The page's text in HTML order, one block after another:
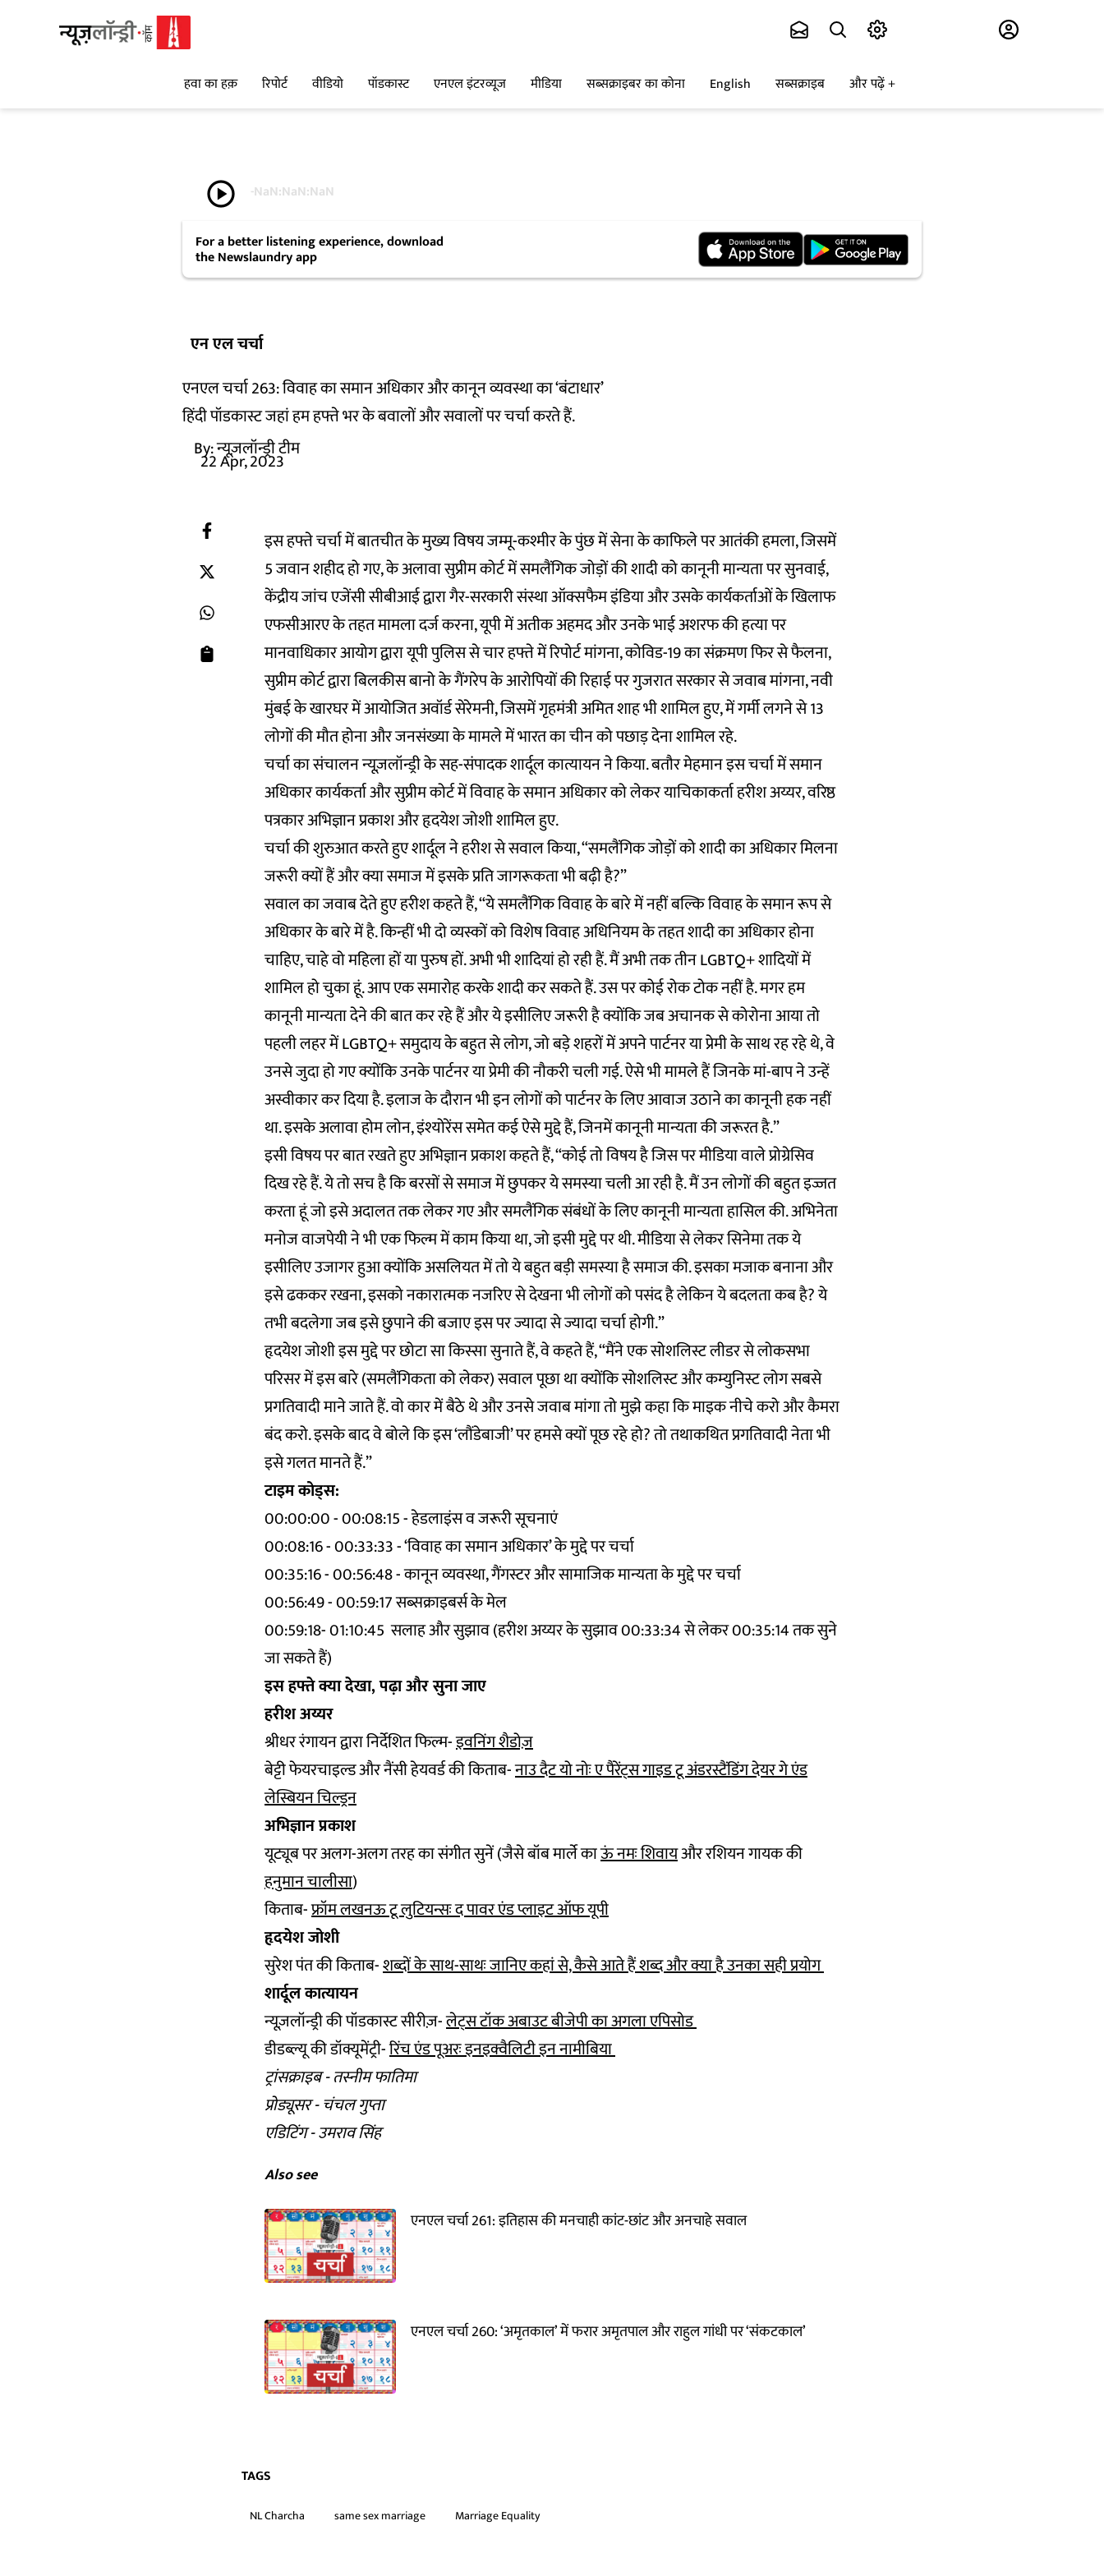
हवा का हक़ रिपोर्ट वीडियो पॉडकास्ट एनएल इंटरव्यूज मीडिया सब्सक्राइबर का कोना English सब्सक्राइब और पढ़ें
play_circle -NaN:NaN:NaN
For a better listening experience, download
the Newslaundry app
एन एल चर्चा
एनएल चर्चा 263: विवाह का समान अधिकार और कानून व्यवस्था का ‘बंटाधार’
हिंदी पॉडकास्ट जहां हम हफ्ते भर के बवालों और सवालों पर चर्चा करते हैं.
By:न्यूज़लॉन्ड्री टीम
22 Apr, 2023
इस हफ्ते चर्चा में बातचीत के मुख्य विषय जम्मू-कश्मीर के पुंछ में सेना के काफिले पर आतंकी हमला, जिसमें
5 जवान शहीद हो गए, के अलावा सुप्रीम कोर्ट में समलैंगिक जोड़ों की शादी को कानूनी मान्यता पर सुनवाई,
केंद्रीय जांच एजेंसी सीबीआई द्वारा गैर-सरकारी संस्था ऑक्सफैम इंडिया और उसके कार्यकर्ताओं के खिलाफ
एफसीआरए के तहत मामला दर्ज करना, यूपी में अतीक अहमद और उनके भाई अशरफ की हत्या पर
मानवाधिकार आयोग द्वारा यूपी पुलिस से चार हफ्ते में रिपोर्ट मांगना, कोविड-19 का संक्रमण फिर से फैलना,
सुप्रीम कोर्ट द्वारा बिलकीस बानो के गैंगरेप के आरोपियों की रिहाई पर गुजरात सरकार से जवाब मांगना, नवी
मुंबई के खारघर में आयोजित अवॉर्ड सेरेमनी, जिसमें गृहमंत्री अमित शाह भी शामिल हुए, में गर्मी लगने से 13
लोगों की मौत होना और जनसंख्या के मामले में भारत का चीन को पछाड़ देना शामिल रहे.
चर्चा का संचालन न्यूज़लॉन्ड्री के सह-संपादक शार्दूल कात्यायन ने किया. बतौर मेहमान इस चर्चा में समान
अधिकार कार्यकर्ता और सुप्रीम कोर्ट में विवाह के समान अधिकार को लेकर याचिकाकर्ता हरीश अय्यर, वरिष्ठ
पत्रकार अभिज्ञान प्रकाश और हृदयेश जोशी शामिल हुए.
चर्चा की शुरुआत करते हुए शार्दूल ने हरीश से सवाल किया, “समलैंगिक जोड़ों को शादी का अधिकार मिलना
जरूरी क्यों हैं और क्या समाज में इसके प्रति जागरूकता भी बढ़ी है?”
सवाल का जवाब देते हुए हरीश कहते हैं, “ये समलैंगिक विवाह के बारे में नहीं बल्कि विवाह के समान रूप से
अधिकार के बारे में है. किन्हीं भी दो व्यस्कों को विशेष विवाह अधिनियम के तहत शादी का अधिकार होना
चाहिए, चाहे वो महिला हों या पुरुष हों. अभी भी शादियां हो रही हैं. मैं अभी तक तीन LGBTQ+ शादियों में
शामिल हो चुका हूं. आप एक समारोह करके शादी कर सकते हैं. उस पर कोई रोक टोक नहीं है. मगर हम
कानूनी मान्यता देने की बात कर रहे हैं और ये इसीलिए जरूरी है क्योंकि जब अचानक से कोरोना आया तो
पहली लहर में LGBTQ+ समुदाय के बहुत से लोग, जो बड़े शहरों में अपने पार्टनर या प्रेमी के साथ रह रहे थे, वे
उनसे जुदा हो गए क्योंकि उनके पार्टनर या प्रेमी की नौकरी चली गई. ऐसे भी मामले हैं जिनके मां-बाप ने उन्हें
अस्वीकार कर दिया है. इलाज के दौरान भी इन लोगों को पार्टनर के लिए आवाज उठाने का कानूनी हक नहीं
था. इसके अलावा होम लोन, इंश्योरेंस समेत कई ऐसे मुद्दे हैं, जिनमें कानूनी मान्यता की जरूरत है.”
इसी विषय पर बात रखते हुए अभिज्ञान प्रकाश कहते हैं, “कोई तो विषय है जिस पर मीडिया वाले प्रोग्रेसिव
दिख रहे हैं. ये तो सच है कि बरसों से समाज में छुपकर ये समस्या चली आ रही है. मैं उन लोगों की बहुत इज्जत
करता हूं जो इसे अदालत तक लेकर गए और समलैंगिक संबंधों के लिए कानूनी मान्यता हासिल की. अभिनेता
मनोज वाजपेयी ने भी एक फिल्म में काम किया था, जो इसी मुद्दे पर थी. मीडिया से लेकर सिनेमा तक ये
इसीलिए उजागर हुआ क्योंकि असलियत में तो ये बहुत बड़ी समस्या है समाज की. इसका मजाक बनाना और
इसे ढककर रखना, इसको नकारात्मक नजरिए से देखना भी लोगों को पसंद है लेकिन ये बदलता कब है? ये
तभी बदलेगा जब इसे छुपाने की बजाए इस पर ज्यादा से ज्यादा चर्चा होगी.”
हृदयेश जोशी इस मुद्दे पर छोटा सा किस्सा सुनाते हैं, वे कहते हैं, “मैंने एक सोशलिस्ट लीडर से लोकसभा
परिसर में इस बारे (समलैंगिकता को लेकर) सवाल पूछा था क्योंकि सोशलिस्ट और कम्युनिस्ट लोग सबसे
प्रगतिवादी माने जाते हैं. वो कार में बैठे थे और उनसे जवाब मांगा तो मुझे कहा कि माइक नीचे करो और कैमरा
बंद करो. इसके बाद वे बोले कि इस ‘लौंडेबाजी’ पर हमसे क्यों पूछ रहे हो? तो तथाकथित प्रगतिवादी नेता भी
इसे गलत मानते हैं.”
टाइम कोड्स:
00:00:00 - 00:08:15 - हेडलाइंस व जरूरी सूचनाएं
00:08:16 - 00:33:33 - ‘विवाह का समान अधिकार’ के मुद्दे पर चर्चा
00:35:16 - 00:56:48 - कानून व्यवस्था, गैंगस्टर और सामाजिक मान्यता के मुद्दे पर चर्चा
00:56:49 - 00:59:17 सब्सक्राइबर्स के मेल
00:59:18- 01:10:45 सलाह और सुझाव (हरीश अय्यर के सुझाव 00:33:34 से लेकर 00:35:14 तक सुने
जा सकते हैं)
इस हफ्ते क्या देखा, पढ़ा और सुना जाए
हरीश अय्यर
श्रीधर रंगायन द्वारा निर्देशित फिल्म-इवनिंग शैडोज़
बेट्टी फेयरचाइल्ड और नैंसी हेयवर्ड की किताब-नाउ दैट यो नोः ए पैरेंट्स गाइड टू अंडरस्टैंडिंग देयर गे एंड
लेस्बियन चिल्ड्रन
अभिज्ञान प्रकाश
यूट्यूब पर अलग-अलग तरह का संगीत सुनें (जैसे बॉब मार्ले काऊं नमः शिवायऔर रशियन गायक की
हनुमान चालीसा)
किताब-फ्रॉम लखनऊ टू लुटियन्सः द पावर एंड प्लाइट ऑफ यूपी
हृदयेश जोशी
सुरेश पंत की किताब-शब्दों के साथ-साथः जानिए कहां से, कैसे आते हैं शब्द और क्या है उनका सही प्रयोग
शार्दूल कात्यायन
न्यूज़लॉन्ड्री की पॉडकास्ट सीरीज़-लेट्स टॉक अबाउट बीजेपी का अगला एपिसोड
डीडब्ल्यू की डॉक्यूमेंट्री-रिंच एंड पूअरः इनइक्वैलिटी इन नामीबिया
ट्रांसक्राइब - तस्नीम फातिमा
प्रोड्यूसर - चंचल गुप्ता
एडिटिंग - उमराव सिंह
Also see
एनएल चर्चा 261: इतिहास की मनचाही कांट-छांट और अनचाहे सवाल
एनएल चर्चा 260: ‘अमृतकाल’ में फरार अमृतपाल और राहुल गांधी पर ‘संकटकाल’
TAGS
NL Charcha same sex marriage Marriage Equality